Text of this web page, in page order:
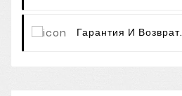
Гарантия И Возврат.